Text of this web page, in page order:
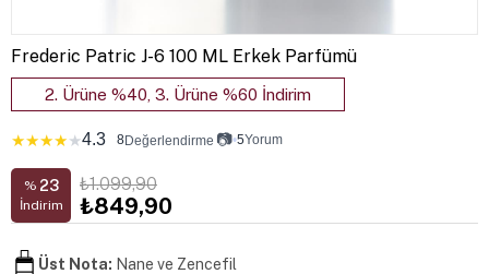
Frederic Patric J-6 100 ML Erkek Parfümü
2. Ürüne %40, 3. Ürüne %60 İndirim
★★★★★4.3 8Değerlendirme 📷•5Yorum
% 23
İndirim
₺1.099,90
₺849,90
Üst Nota: Nane ve Zencefil